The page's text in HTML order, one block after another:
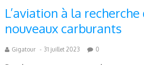
L’aviation à la recherche
nouveaux carburants
Gigatour - 31 juillet 2023 0